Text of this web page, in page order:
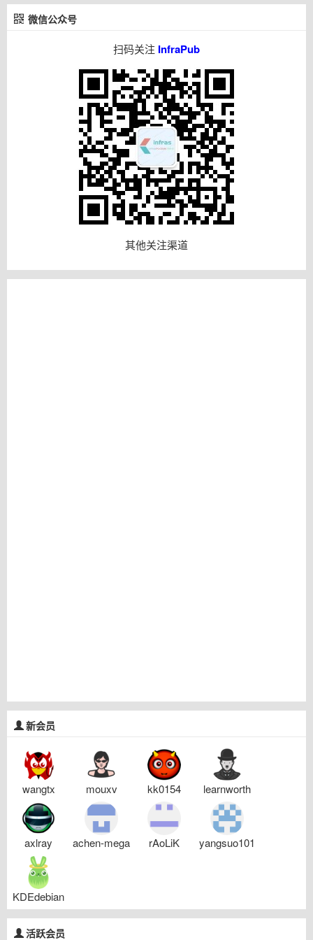
微信公众号
扫码关注 InfraPub
其他关注渠道
新会员
wangtx mouxv kk0154 learnworth
axlray achen-mega rAoLiK yangsuo101
KDEdebian
活跃会员